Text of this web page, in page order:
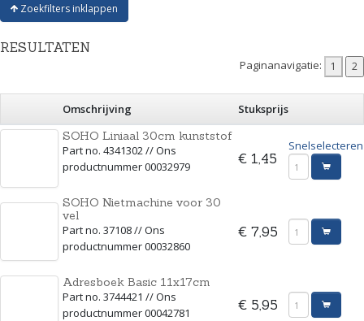
Zoekfilters inklappen
RESULTATEN
Paginanavigatie:
Omschrijving
Stuksprijs
SOHO Liniaal 30cm kunststof
Part no. 4341302 // Ons
productnummer 00032979
€ 1,45
Snelselecteren
SOHO Nietmachine voor 30
vel
Part no. 37108 // Ons
productnummer 00032860
€ 7,95
Adresboek Basic 11x17cm
Part no. 3744421 // Ons
productnummer 00042781
€ 5,95